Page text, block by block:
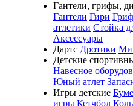
Гантели, грифы,
Гантели Гири
атлетики Стойка
Аксессуары
Дартс Дротики
Детские
Навесное
Юный атлет
Игры детские
игры Кетчбол